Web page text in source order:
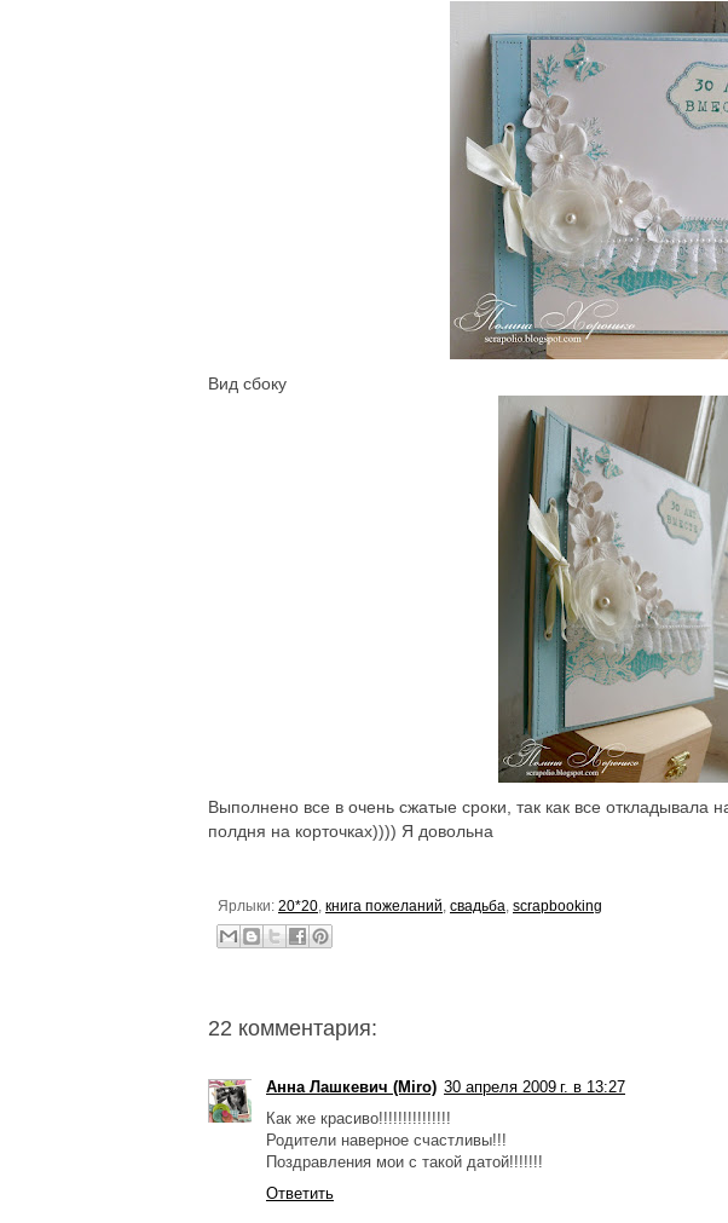
Вид сбоку
Выполнено все в очень сжатые сроки, так как все откладывала
полдня на корточках)))) Я довольна
Ярлыки: 20*20 книга пожеланий свадьба scrapbooking
22 комментария:
Анна Лашкевич (Miro) 30 апреля 2009 г. в 13:27
Как же красиво!!!!!!!!!!!!!!!
Родители наверное счастливы!!!
Поздравления мои с такой датой!!!!!!!
Ответить